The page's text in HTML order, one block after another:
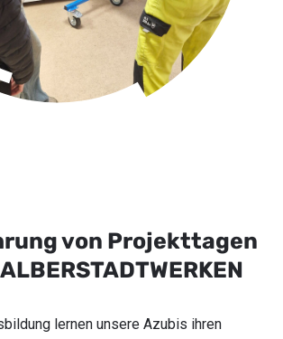
von Projekttagen
lernen unsere Azubis ihren